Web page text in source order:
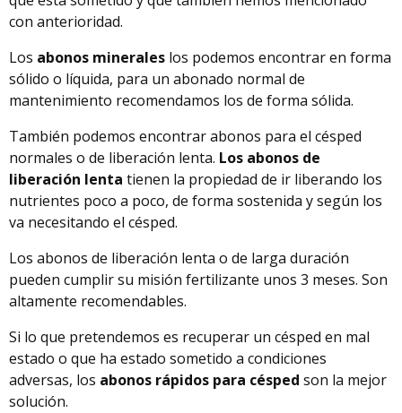
con anterioridad.
Los abonos minerales los podemos encontrar en forma
sólido o líquida, para un abonado normal de
mantenimiento recomendamos los de forma sólida.
También podemos encontrar abonos para el césped
normales o de liberación lenta. Los abonos de
liberación lenta tienen la propiedad de ir liberando los
nutrientes poco a poco, de forma sostenida y según los
va necesitando el césped.
Los abonos de liberación lenta o de larga duración
pueden cumplir su misión fertilizante unos 3 meses. Son
altamente recomendables.
Si lo que pretendemos es recuperar un césped en mal
estado o que ha estado sometido a condiciones
adversas, los abonos rápidos para césped son la mejor
solución.